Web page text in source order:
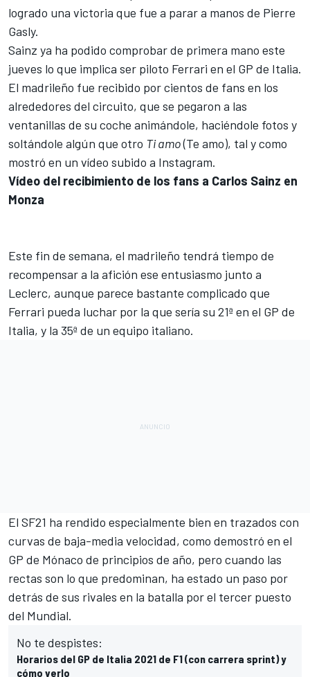
logrado una victoria que fue a parar a manos de Pierre
Gasly.
Sainz ya ha podido comprobar de primera mano este
jueves lo que implica ser piloto Ferrari en el GP de Italia.
El madrileño fue recibido por cientos de fans en los
alrededores del circuito, que se pegaron a las
ventanillas de su coche animándole, haciéndole fotos y
soltándole algún que otro Ti amo(Te amo), tal y como
mostró en un vídeo subido a Instagram.
Vídeo del recibimiento de los fans a Carlos Sainz en
Monza
Este fin de semana, el madrileño tendrá tiempo de
recompensar a la afición ese entusiasmo junto a
Leclerc, aunque parece bastante complicado que
Ferrari pueda luchar por la que sería su 21ª en el GP de
Italia, y la 35ª de un equipo italiano.
El SF21 ha rendido especialmente bien en trazados con
curvas de baja-media velocidad, como demostró en el
GP de Mónaco de principios de año, pero cuando las
rectas son lo que predominan, ha estado un paso por
detrás de sus rivales en la batalla por el tercer puesto
del Mundial.
No te despistes:
Horarios del GP de Italia 2021 de F1 (con carrera sprint) y
cómo verlo